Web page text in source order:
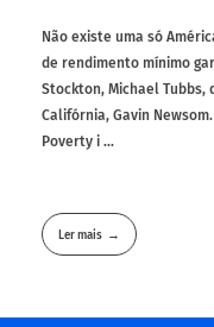
Não existe uma só
de rendimento mínimo
Stockton, Michael Tubbs,
Califórnia, Gavin
Poverty i ...
Ler mais